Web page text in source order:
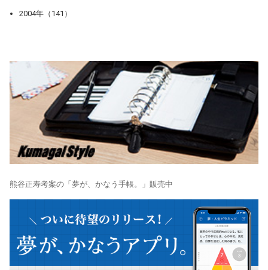
2004年（141）
熊谷正寿考案の「夢が、かなう手帳。」販売中